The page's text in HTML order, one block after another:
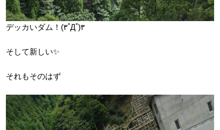
デッカいダム！(۳˚Д˚)۳
そして新しい✨
それもそのはず